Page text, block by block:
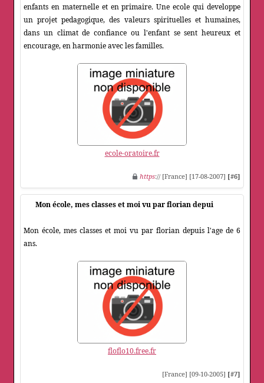
enfants en maternelle et en primaire. Une ecole qui developpe
un projet pedagogique, des valeurs spirituelles et humaines,
dans un climat de confiance ou l'enfant se sent heureux et
encourage, en harmonie avec les familles.
ecole-oratoire.fr
https:// [France] [17-08-2007] [#6]
Mon école, mes classes et moi vu par florian depui
Mon école, mes classes et moi vu par florian depuis l'age de 6
ans.
floflo10.free.fr
[France] [09-10-2005] [#7]